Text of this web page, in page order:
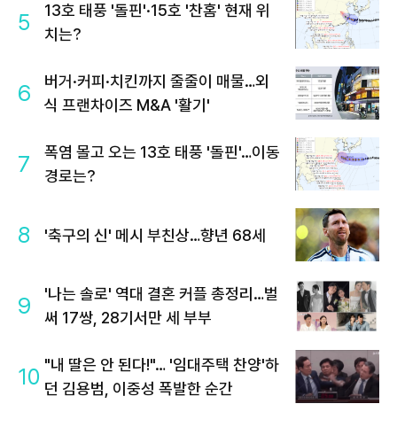
5
13호 태풍 '돌핀'·15호 '찬홈' 현재 위
치는?
6
버거·커피·치킨까지 줄줄이 매물…외
식 프랜차이즈 M&A '활기'
7
폭염 몰고 오는 13호 태풍 '돌핀'…이동
경로는?
8 '축구의 신' 메시 부친상…향년 68세
9
'나는 솔로' 역대 결혼 커플 총정리…벌
써 17쌍, 28기서만 세 부부
10 "내 딸은 안 된다!"… '임대주택 찬양'하
던 김용범, 이중성 폭발한 순간